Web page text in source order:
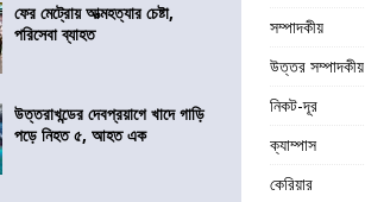
ফের মেট্রোয় আত্মহত্যার চেষ্টা,
পরিসেবা ব্যাহত
উত্তরাখন্ডের দেবপ্রয়াগে খাদে গাড়ি
পড়ে নিহত ৫, আহত এক
সম্পাদকীয়
উত্তর সম্পাদকীয়
নিকট-দূর
ক্যাম্পাস
কেরিয়ার